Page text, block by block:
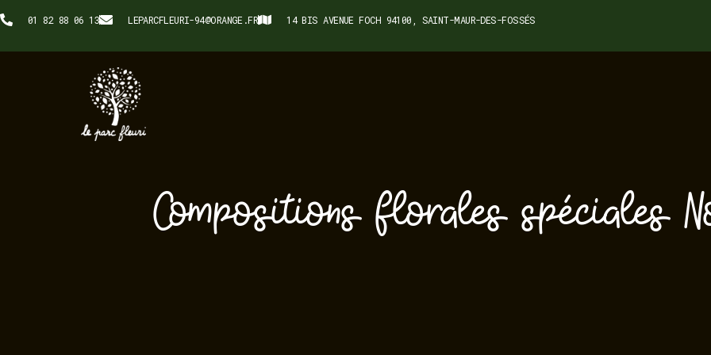
01 82 88 06 13 LEPARCFLEURI-94@ORANGE.FR 14 BIS AVENUE FOCH 94100, SAINT-MAUR-DES-FOSSÉS
Compositions florales spéciales